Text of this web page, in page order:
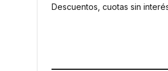
Descuentos, cuotas sin